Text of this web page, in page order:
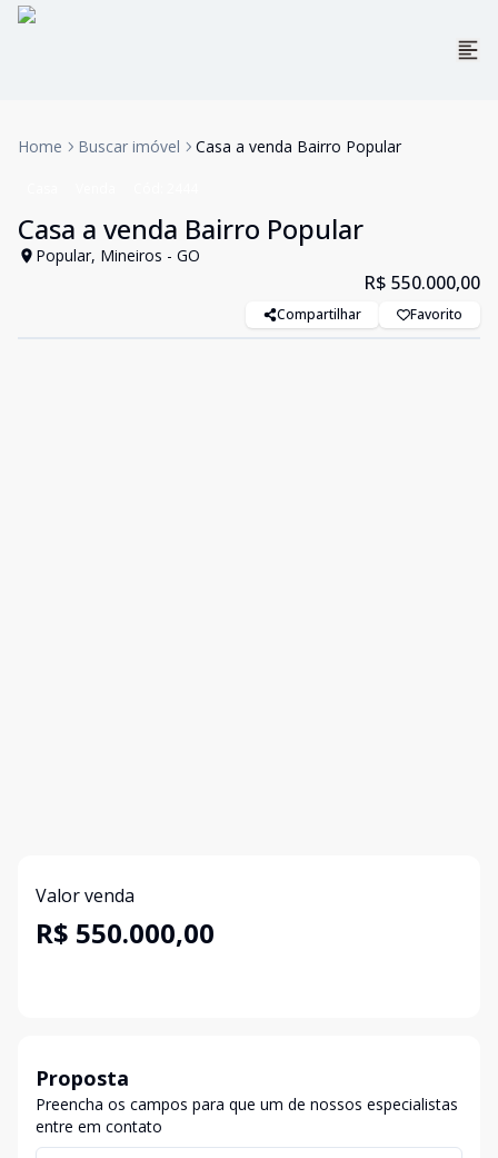
Home Buscar imóvel Casa a venda Bairro Popular
Casa a venda Bairro Popular
Popular, Mineiros - GO
R$ 550.000,00
Compartilhar Favorito
Valor venda
R$ 550.000,00
Proposta
Preencha os campos para que um de nossos especialistas
entre em contato